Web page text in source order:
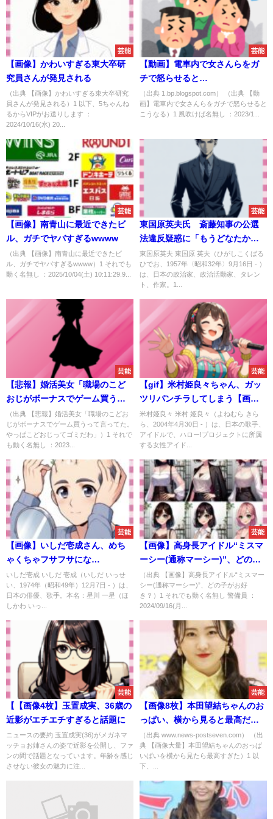
芸能
【画像】かわいすぎる東大卒研
究員さんが発見される
（出典 【画像】かわいすぎる東大卒研究
員さんが発見される）1 以下、5ちゃんね
るからVIPがお送りします ：
2024/10/16(水) 20...
芸能
【動画】電車内で女さんらをガ
チで怒らせると…
（出典 1.bp.blogspot.com） （出典 【動
画】電車内で女さんらをガチで怒らせると
こうなる）1 風吹けば名無し ：2023/1...
芸能
【画像】南青山に最近できたビ
ル、ガチでヤバすぎるwwww
（出典 【画像】南青山に最近できたビ
ル、ガチでヤバすぎるwwww）1 それでも
動く名無し ：2025/10/04(土) 10:11:29.9...
芸能
東国原英夫氏 斎藤知事の公選
法違反疑惑に「もうどなたかが
刑事告発しているだろう」 争点
にも言及
東国原英夫 東国原 英夫（ひがしこくばる
ひでお、1957年〈昭和32年〉9月16日 - ）
は、日本の政治家、政治活動家、タレン
ト、作家。1...
芸能
【悲報】婚活美女「職場のこど
おじがボーナスでゲーム買うっ
て言ってた。やっぱこどおじっ
てゴミだわ」
（出典 【悲報】婚活美女「職場のこどお
じがボーナスでゲーム買うって言ってた。
やっぱこどおじってゴミだわ」）1 それで
も動く名無し ：2023...
芸能
【gif】米村姫良々ちゃん、ガッ
ツリパンチラしてしまう【画像9
枚】
米村姫良々 米村 姫良々（よねむら きら
ら、2004年4月30日 - ）は、日本の歌手、
アイドルで、ハロー!プロジェクトに所属
する女性アイド...
芸能
【画像】いしだ壱成さん、めち
ゃくちゃフサフサにな
る！！！！！！！
いしだ壱成 いしだ 壱成（いしだ いっせ
い、1974年（昭和49年）12月7日 - ）は、
日本の俳優、歌手。本名：星川 一星（ほ
しかわ いっ...
芸能
【画像】高身長アイドル“ミスマ
ーシー(通称マーシー)”、どの子
がお好き？
（出典 【画像】高身長アイドル“ミスマー
シー(通称マーシー)”、どの子がお好
き？）1 それでも動く名無し 警備員 ：
2024/09/16(月...
芸能
【【画像4枚】玉置成実、36歳の
近影がエチエチすぎると話題に
ニュースの要約 玉置成実(36)がメガネマ
ッチョお姉さんの姿で近影を公開し、ファ
ンの間で話題となっています。年齢を感じ
させない彼女の魅力に注...
芸能
【画像8枚】本田望結ちゃんのお
っぱい、横から見ると最高だ
ぞ！
（出典 www.news-postseven.com） （出
典 【画像大量】本田望結ちゃんのおっぱ
いぱいを横から見たら最高すぎた）1 以
下、...